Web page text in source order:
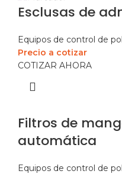
Esclusas de
Equipos de control de
Precio a cotizar
COTIZAR AHORA
Filtros de
automática
Equipos de control de